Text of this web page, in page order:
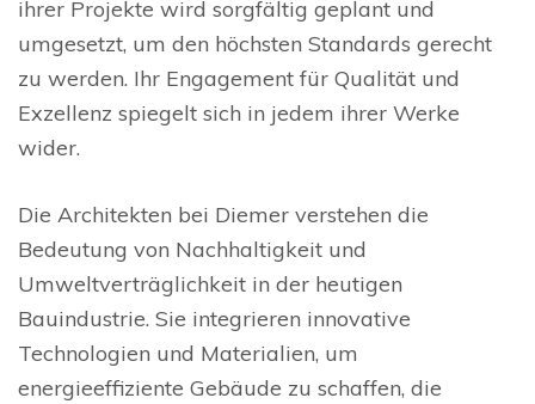
ihrer Projekte wird sorgfältig geplant und
umgesetzt, um den höchsten Standards gerecht
zu werden. Ihr Engagement für Qualität und
Exzellenz spiegelt sich in jedem ihrer Werke
wider.
Die Architekten bei Diemer verstehen die
Bedeutung von Nachhaltigkeit und
Umweltverträglichkeit in der heutigen
Bauindustrie. Sie integrieren innovative
Technologien und Materialien, um
energieeffiziente Gebäude zu schaffen, die